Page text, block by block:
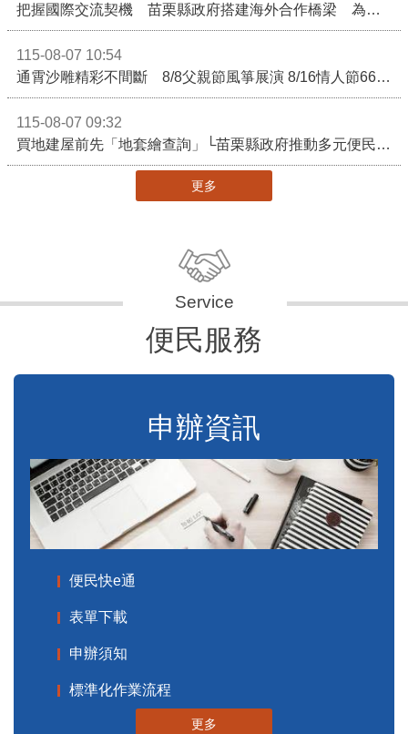
把握國際交流契機 苗栗縣政府搭建海外合作橋梁 為在地產業爭取更多國際市場機會
115-08-07 10:54
通霄沙雕精彩不間斷 8/8父親節風箏展演 8/16情人節66對浪漫挑戰送好禮
115-08-07 09:32
買地建屋前先「地套繪查詢」└苗栗縣政府推動多元便民諮詢服務
更多
便民服務
申辦資訊
便民快e通
表單下載
申辦須知
標準化作業流程
更多